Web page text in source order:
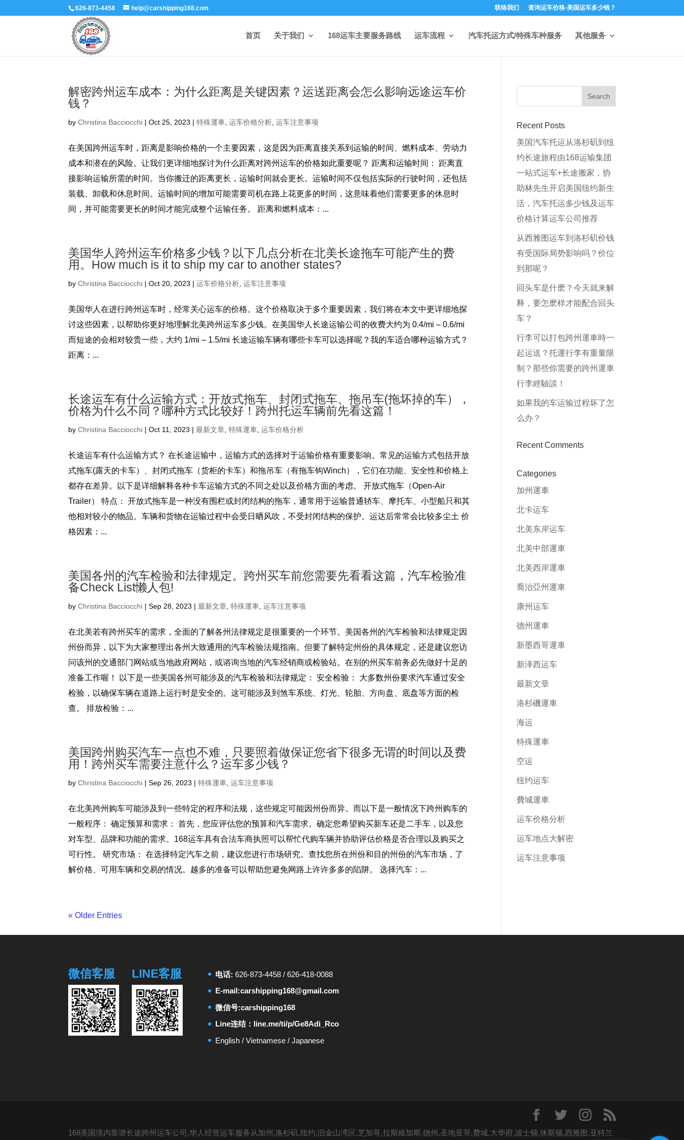
626-873-4458 help@carshipping168.com 联络我们 查询运车价格-美国运车多少钱？
首页 关于我们 168运车主要服务路线 运车流程 汽车托运方式/特殊车种服务 其他服务
解密跨州运车成本：为什么距离是关键因素？运送距离会怎么影响远途运车价
钱？
byChristina Bacciocchi |Oct 25, 2023 |特殊運車 ,运车价格分析 ,运车注意事项
在美国跨州运车时，距离是影响价格的一个主要因素，这是因为距离直接关系到运输的时间、燃料成本、劳动力
成本和潜在的风险。让我们更详细地探讨为什么距离对跨州运车的价格如此重要呢？ 距离和运输时间： 距离直
接影响运输所需的时间。当你搬迁的距离更长，运输时间就会更长。运输时间不仅包括实际的行驶时间，还包括
装载、卸载和休息时间。运输时间的增加可能需要司机在路上花更多的时间，这意味着他们需要更多的休息时
间，并可能需要更长的时间才能完成整个运输任务。 距离和燃料成本：...
美国华人跨州运车价格多少钱？以下几点分析在北美长途拖车可能产生的费
用。How much is it to ship my car to another states?
byChristina Bacciocchi |Oct 20, 2023 |运车价格分析 ,运车注意事项
美国华人在进行跨州运车时，经常关心运车的价格。这个价格取决于多个重要因素，我们将在本文中更详细地探
讨这些因素，以帮助你更好地理解北美跨州运车多少钱。在美国华人长途运输公司的收费大约为 0.4/mi – 0.6/mi
而短途的会相对较贵一些，大约 1/mi – 1.5/mi 长途运输车辆有哪些卡车可以选择呢？我的车适合哪种运输方式？
距离：...
长途运车有什么运输方式：开放式拖车、封闭式拖车、拖吊车(拖坏掉的车），
价格为什么不同？哪种方式比较好！跨州托运车辆前先看这篇！
byChristina Bacciocchi |Oct 11, 2023 |最新文章 ,特殊運車 ,运车价格分析
长途运车有什么运输方式？ 在长途运输中，运输方式的选择对于运输价格有重要影响。常见的运输方式包括开放
式拖车(露天的卡车）、封闭式拖车（货柜的卡车）和拖吊车（有拖车钩Winch），它们在功能、安全性和价格上
都存在差异。以下是详细解释各种卡车运输方式的不同之处以及价格方面的考虑。 开放式拖车（Open-Air
Trailer） 特点： 开放式拖车是一种没有围栏或封闭结构的拖车，通常用于运输普通轿车、摩托车、小型船只和其
他相对较小的物品。车辆和货物在运输过程中会受日晒风吹，不受封闭结构的保护。运达后常常会比较多尘土 价
格因素：...
美国各州的汽车检验和法律规定。跨州买车前您需要先看看这篇，汽车检验准
备Check List懒人包!
byChristina Bacciocchi |Sep 28, 2023 |最新文章 ,特殊運車 ,运车注意事项
在北美若有跨州买车的需求，全面的了解各州法律规定是很重要的一个环节。美国各州的汽车检验和法律规定因
州份而异，以下为大家整理出各州大致通用的汽车检验法规指南。但要了解特定州份的具体规定，还是建议您访
问该州的交通部门网站或当地政府网站，或谘询当地的汽车经销商或检验站。在别的州买车前务必先做好十足的
准备工作喔！ 以下是一些美国各州可能涉及的汽车检验和法律规定： 安全检验： 大多数州份要求汽车通过安全
检验，以确保车辆在道路上运行时是安全的。这可能涉及到煞车系统、灯光、轮胎、方向盘、底盘等方面的检
查。 排放检验：...
美国跨州购买汽车一点也不难，只要照着做保证您省下很多无谓的时间以及费
用！跨州买车需要注意什么？运车多少钱？
byChristina Bacciocchi |Sep 26, 2023 |特殊運車 ,运车注意事项
在北美跨州购车可能涉及到一些特定的程序和法规，这些规定可能因州份而异。而以下是一般情况下跨州购车的
一般程序： 确定预算和需求： 首先，您应评估您的预算和汽车需求。确定您希望购买新车还是二手车，以及您
对车型、品牌和功能的需求。168运车具有合法车商执照可以帮忙代购车辆并协助评估价格是否合理以及购买之
可行性。 研究市场： 在选择特定汽车之前，建议您进行市场研究。查找您所在州份和目的州份的汽车市场，了
解价格、可用车辆和交易的情况。越多的准备可以帮助您避免网路上许许多多的陷阱。 选择汽车：...
« Older Entries
Recent Posts
美国汽车托运从洛杉矶到纽
约长途旅程由168运输集团
一站式运车+长途搬家，协
助林先生开启美国纽约新生
活，汽车托运多少钱及运车
价格计算运车公司推荐
从西雅图运车到洛杉矶价钱
有受国际局势影响吗？价位
到那呢？
回头车是什麽？今天就来解
释，要怎麽样才能配合回头
车？
行李可以打包跨州運車時一
起运送？托運行李有重量限
制？那些你需要的跨州運車
行李經驗談！
如果我的车运输过程坏了怎
么办？
Recent Comments
Categories
加州運車
北卡运车
北美东岸运车
北美中部運車
北美西岸運車
喬治亞州運車
康州运车
德州運車
新墨西哥運車
新泽西运车
最新文章
洛杉磯運車
海运
特殊運車
空运
纽约运车
費城運車
运车价格分析
运车地点大解密
运车注意事项
微信客服 LINE客服 电话:626-873-4458 /626-418-0088
E-mail:carshipping168@gmail.com
微信号:carshipping168
Line连结： line.me/ti/p/Ge8Adi_Rco
English /Vietnamese /Japanese
168美国境内靠谱长途跨州运车公司,华人经营运车服务从加州,洛杉矶,纽约,旧金山湾区,芝加哥,拉斯維加斯,德州,圣地亚哥,费城,大华府,波士顿,休斯顿,西雅图,亚特兰